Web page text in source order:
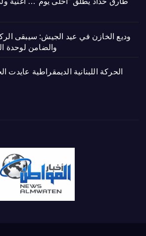
والضامن لوحدة
الحركة اللبنانية الديمقراطية عايدت